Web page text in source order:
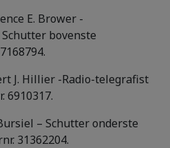
E. Brower -
bovenste
J. Hillier -Radio-telegrafist
6910317.
– Schutter onderste
31362204.